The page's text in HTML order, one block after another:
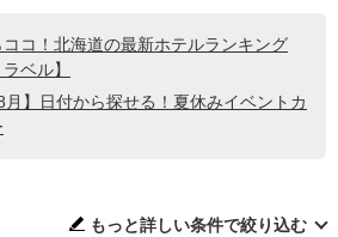
コ！北海道の最新ホテルランキング
ベル】
月】日付から探せる！夏休みイベントカ
もっと詳しい条件で絞り込む